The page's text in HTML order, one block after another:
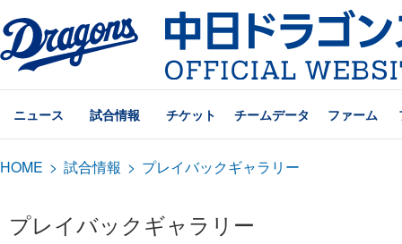
ニュース 試合情報 チケット チームデータ ファーム
HOME > 試合情報 > プレイバックギャラリー
プレイバックギャラリー